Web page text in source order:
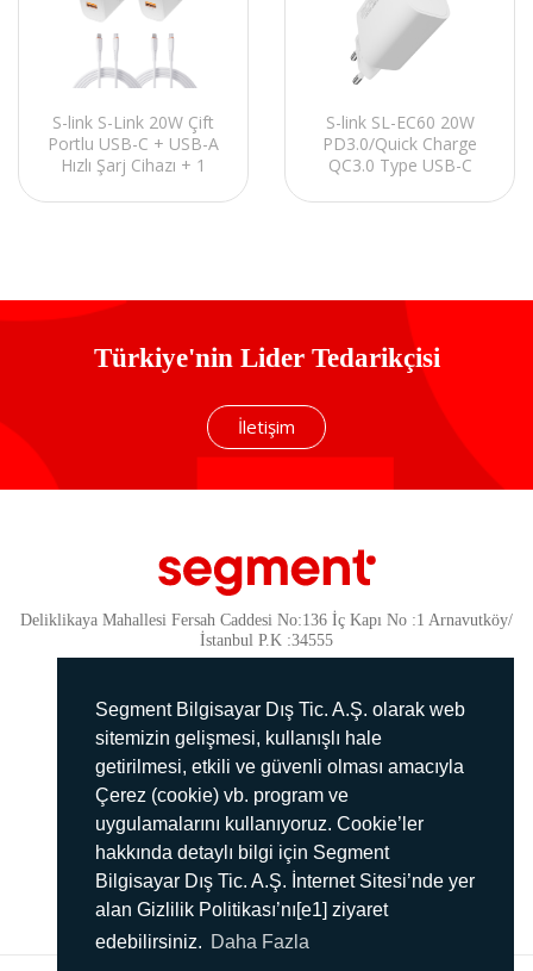
Segment Bilgisayar Dış Tic. A.Ş. olarak web
sitemizin gelişmesi, kullanışlı hale
getirilmesi, etkili ve güvenli olması amacıyla
Çerez (cookie) vb. program ve
uygulamalarını kullanıyoruz. Cookie’ler
hakkında detaylı bilgi için Segment
Bilgisayar Dış Tic. A.Ş. İnternet Sitesi’nde yer
alan Gizlilik Politikası’nı[e1] ziyaret
edebilirsiniz. Daha Fazla
S-link S-Link 20W Çift
Portlu USB-C + USB-A
Hızlı Şarj Cihazı + 1
iPhone Lightning Kablo
S-link SL-EC60 20W
PD3.0/Quick Charge
QC3.0 Type USB-C
Şarj Adaptör
Türkiye'nin Lider Tedarikçisi
İletişim
Deliklikaya Mahallesi Fersah Caddesi No:136 İç Kapı No :1 Arnavutköy/
İstanbul P.K :34555
Güvenlik
KVKK Politikamız
Gizlilik Politikamız
Aydınlatma Metni
İmha Politikası
444 78 99
info@segment.com.tr